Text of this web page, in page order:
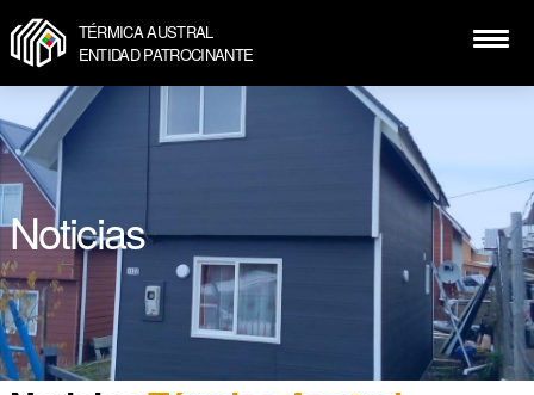
TÉRMICA AUSTRAL
ENTIDAD PATROCINANTE
Noticias